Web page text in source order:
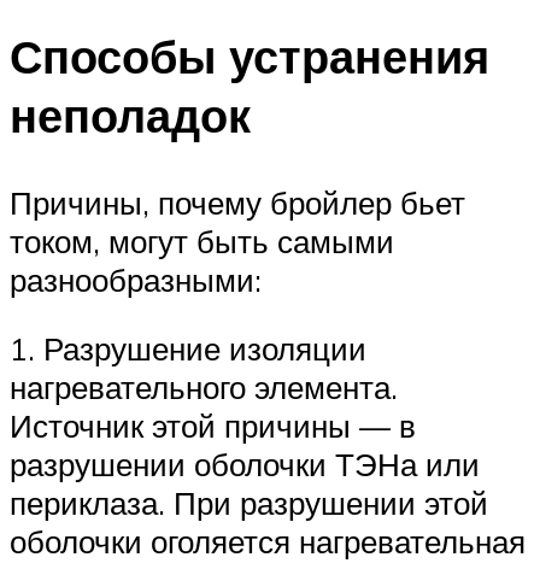
Способы устранения
неполадок
Причины, почему бройлер бьет
током, могут быть самыми
разнообразными:
1. Разрушение изоляции
нагревательного элемента.
Источник этой причины — в
разрушении оболочки ТЭНа или
периклаза. При разрушении этой
оболочки оголяется нагревательная